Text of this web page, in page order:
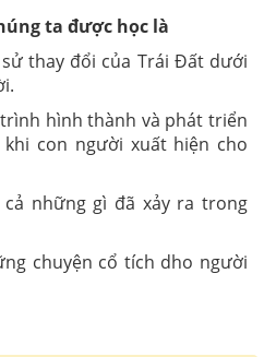
ta được học là
thay đổi của Trái Đất dưới
hình thành và phát triển
con người xuất hiện cho
những gì đã xảy ra trong
chuyện cổ tích dho người